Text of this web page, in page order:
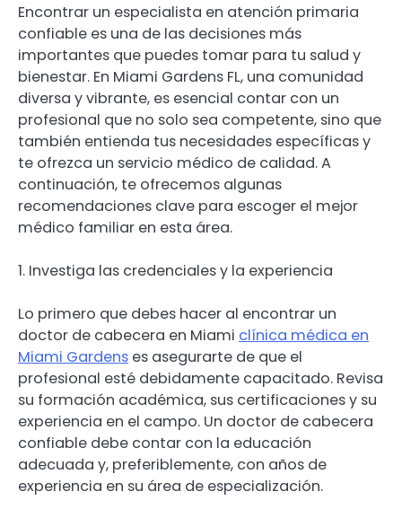
Encontrar un especialista en atención primaria
confiable es una de las decisiones más
importantes que puedes tomar para tu salud y
bienestar. En Miami Gardens FL, una comunidad
diversa y vibrante, es esencial contar con un
profesional que no solo sea competente, sino que
también entienda tus necesidades específicas y
te ofrezca un servicio médico de calidad. A
continuación, te ofrecemos algunas
recomendaciones clave para escoger el mejor
médico familiar en esta área.
1. Investiga las credenciales y la experiencia
Lo primero que debes hacer al encontrar un
doctor de cabecera en Miami clínica médica en
Miami Gardens es asegurarte de que el
profesional esté debidamente capacitado. Revisa
su formación académica, sus certificaciones y su
experiencia en el campo. Un doctor de cabecera
confiable debe contar con la educación
adecuada y, preferiblemente, con años de
experiencia en su área de especialización.